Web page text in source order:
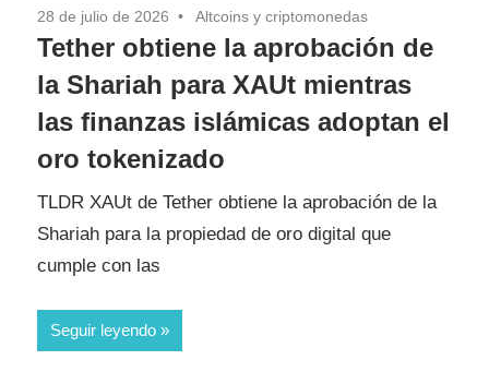
28 de julio de 2026 Altcoins y criptomonedas
Tether obtiene la aprobación de
la Shariah para XAUt mientras
las finanzas islámicas adoptan el
oro tokenizado
TLDR XAUt de Tether obtiene la aprobación de la
Shariah para la propiedad de oro digital que
cumple con las
Seguir leyendo